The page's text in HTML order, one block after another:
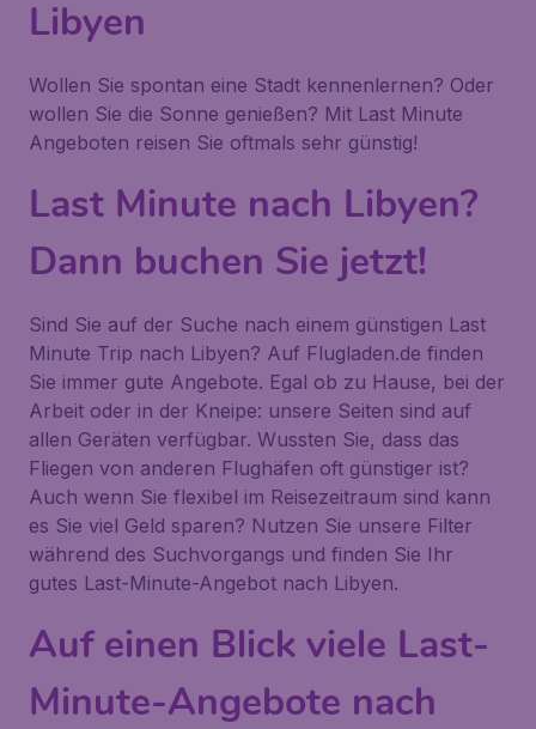
Libyen
Wollen Sie spontan eine Stadt kennenlernen? Oder
wollen Sie die Sonne genießen? Mit Last Minute
Angeboten reisen Sie oftmals sehr günstig!
Last Minute nach Libyen?
Dann buchen Sie jetzt!
Sind Sie auf der Suche nach einem günstigen Last
Minute Trip nach Libyen? Auf Flugladen.de finden
Sie immer gute Angebote. Egal ob zu Hause, bei der
Arbeit oder in der Kneipe: unsere Seiten sind auf
allen Geräten verfügbar. Wussten Sie, dass das
Fliegen von anderen Flughäfen oft günstiger ist?
Auch wenn Sie flexibel im Reisezeitraum sind kann
es Sie viel Geld sparen? Nutzen Sie unsere Filter
während des Suchvorgangs und finden Sie Ihr
gutes Last-Minute-Angebot nach Libyen.
Auf einen Blick viele Last-
Minute-Angebote nach